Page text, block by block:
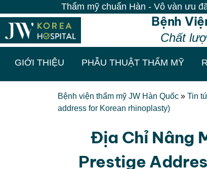
Thẩm mỹ chuẩn Hàn - Vô vàn ưu đãi
Bệnh
Chất
GIỚI THIỆU PHẪU THUẬT THẨM MỸ
Bệnh viện thẩm mỹ JW Hàn Quốc » Tin
address for Korean rhinoplasty)
Địa Chỉ Nâng
Prestige